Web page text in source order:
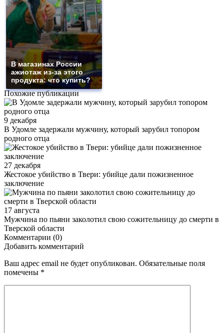
В магазинах России
ажиотаж из-за этого
продукта: что купить?
Похожие публикации
9 декабря
В Удомле задержали мужчину, который зарубил топором
родного отца
27 декабря
Жестокое убийство в Твери: убийце дали пожизненное
заключение
17 августа
Мужчина по пьяни заколотил свою сожительницу до смерти в
Тверской области
Комментарии (0)
Добавить комментарий
Ваш адрес email не будет опубликован. Обязательные поля
помечены *